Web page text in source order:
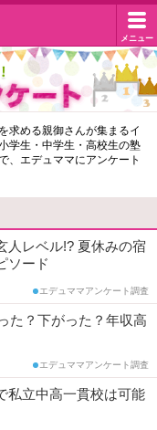
メニュー
求める親御さんが集まるイ
学生・中学生・高校生の塾
、エデュママにアンケート
人レベル!? 夏休みの宿
ソード
エデュママアンケート調査
た？下がった？年収高
エデュママアンケート調査
私立中高一貫校は可能